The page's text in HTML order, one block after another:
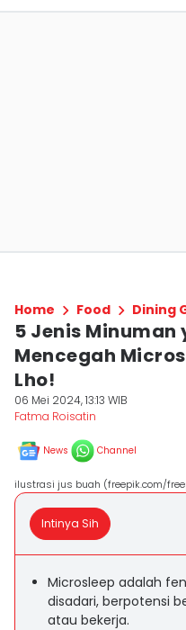
Home Food Dining
5 Jenis Minuman
Mencegah
Lho!
06 Mei 2024, 13:13 WIB
Fatma Roisatin
News Channel
ilustrasi jus buah (freepik.com/
Intinya Sih
Microsleep adalah
disadari, berpotensi
atau bekerja.